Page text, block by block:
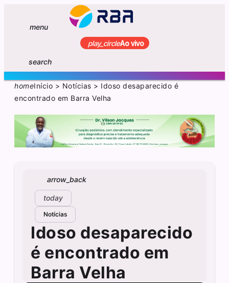
menu
play_circleAo vivo
search
homeInício > Notícias > Idoso desaparecido é
encontrado em Barra Velha
arrow_back
today
Notícias
Idoso desaparecido
é encontrado em
Barra Velha